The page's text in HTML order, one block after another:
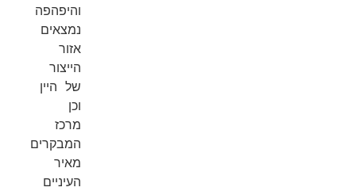
והיפהפה
נמצאים
אזור
הייצור
של היין
וכן
מרכז
המבקרים
מאיר
העיניים